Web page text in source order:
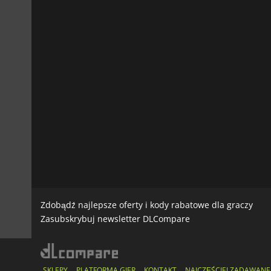
Zdobądź najlepsze oferty i kody rabatowe dla graczy
Zasubskrybuj newsletter DLCompare